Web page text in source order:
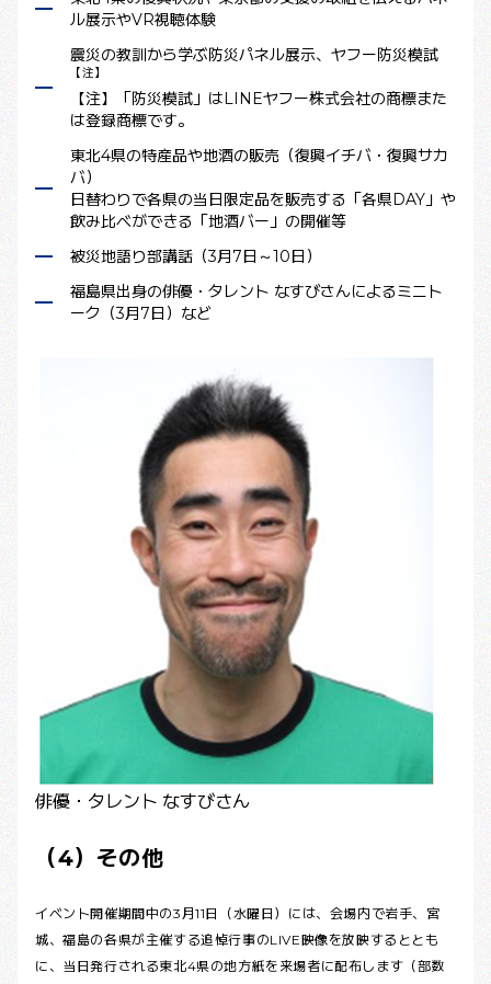
ル展示やVR視聴体験
震災の教訓から学ぶ防災パネル展示、ヤフー防災模試
【注】
【注】「防災模試」はLINEヤフー株式会社の商標また
は登録商標です。
東北4県の特産品や地酒の販売（復興イチバ・復興サカ
バ）
日替わりで各県の当日限定品を販売する「各県DAY」や
飲み比べができる「地酒バー」の開催等
被災地語り部講話（3月7日～10日）
福島県出身の俳優・タレント なすびさんによるミニト
ーク（3月7日）など
俳優・タレント なすびさん
（4）その他
イベント開催期間中の3月11日（水曜日）には、会場内で岩手、宮
城、福島の各県が主催する追悼行事のLIVE映像を放映するととも
に、当日発行される東北4県の地方紙を来場者に配布します（部数